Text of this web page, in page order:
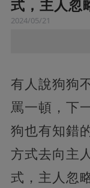
式，主人忽
2024/05/21
有人說狗狗
罵一頓，下
狗也有知錯
方式去向主
式，主人忽